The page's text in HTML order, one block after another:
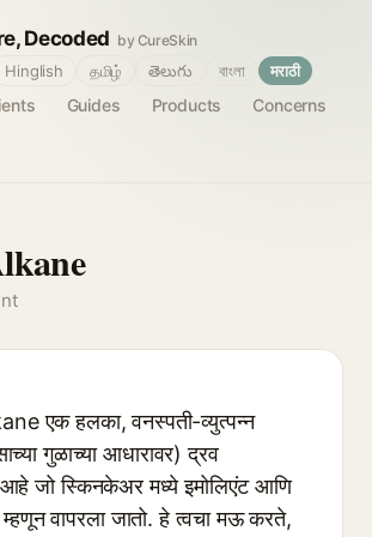
Decoded by CureSkin
Guides Products
Concerns
Hinglish தமிழ் తెలుగు বাংলা मराठी
एक हलका, वनस्पती-व्युत्पन्न
गुळाच्या आधारावर) द्रव
आहे जो स्किनकेअर मध्ये इमोलिएंट आणि
वापरला जातो. हे त्वचा मऊ करते,